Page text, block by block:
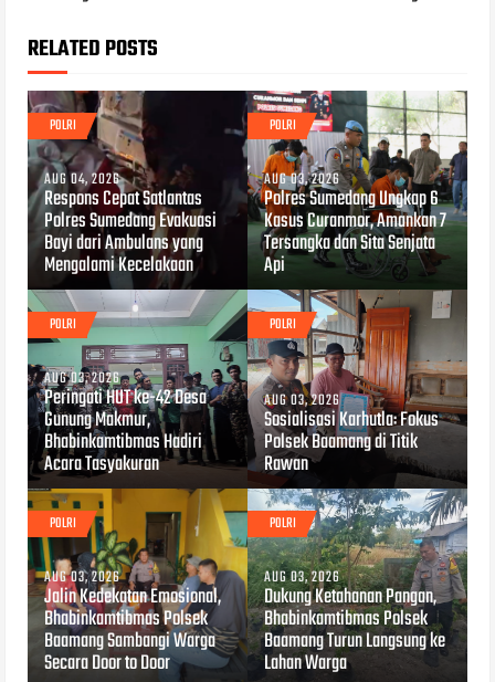
RELATED POSTS
POLRI
AUG 04, 2026
Respons Cepat Satlantas
Polres Sumedang Evakuasi
Bayi dari Ambulans yang
Mengalami Kecelakaan
POLRI
AUG 03, 2026
Polres Sumedang Ungkap 6
Kasus Curanmor, Amankan 7
Tersangka dan Sita Senjata
Api
POLRI
AUG 03, 2026
Peringati HUT ke-42 Desa
Gunung Makmur,
Bhabinkamtibmas Hadiri
Acara Tasyakuran
POLRI
AUG 03, 2026
Sosialisasi Karhutla: Fokus
Polsek Baamang di Titik
Rawan
POLRI
AUG 03, 2026
Jalin Kedekatan Emosional,
Bhabinkamtibmas Polsek
Baamang Sambangi Warga
Secara Door to Door
POLRI
AUG 03, 2026
Dukung Ketahanan Pangan,
Bhabinkamtibmas Polsek
Baamang Turun Langsung ke
Lahan Warga